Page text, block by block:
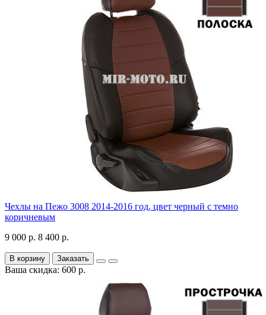
Чехлы на Пежо 3008 2014-2016 год, цвет черный с темно
коричневым
9 000 р. 8 400 р.
В корзину Заказать
Ваша скидка: 600 р.